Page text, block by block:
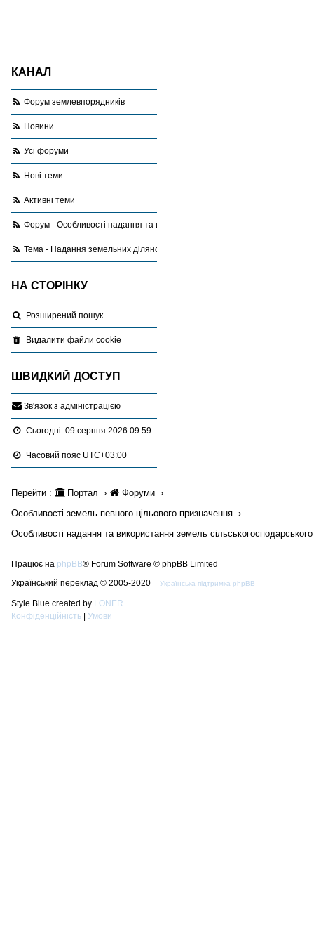
КАНАЛ
Форум землевпорядників
Новини
Усі форуми
Нові теми
Активні теми
Форум - Особливості надання та використання земель
Тема - Надання земельних ділянок для городництва
НА СТОРІНКУ
Розширений пошук
Видалити файли cookie
ШВИДКИЙ ДОСТУП
Зв'язок з адміністрацією
Сьогодні: 09 серпня 2026 09:59
Часовий пояс UTC+03:00
Перейти : Портал
Форуми
Особливості земель певного цільового призначення
Особливості надання та використання земель
Працює на phpBB® Forum Software © phpBB Limited
Український переклад © 2005-2020
Українська підтримка phpBB
Style Blue created by LONER
Конфіденційність| Умови